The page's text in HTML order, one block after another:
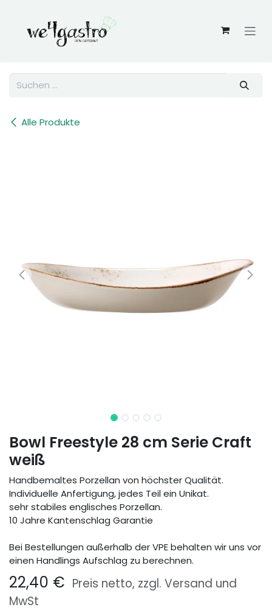
Alle Produkte
Bowl Freestyle 28 cm Serie Craft
weiß
Handbemaltes Porzellan von höchster Qualität.
Individuelle Anfertigung, jedes Teil ein Unikat.
sehr stabiles englisches Porzellan.
10 Jahre Kantenschlag Garantie
Bei Bestellungen außerhalb der VPE behalten wir uns vor
einen Handlings Aufschlag zu berechnen.
22,40 € Preis netto, zzgl. Versand und
MwSt